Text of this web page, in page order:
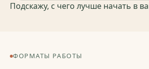
Подскажу, с чего лучше начать в
ФОРМАТЫ РАБОТЫ